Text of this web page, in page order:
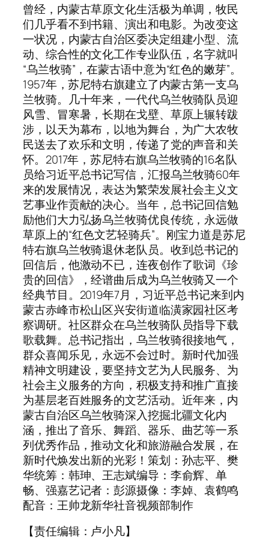
曾经，内蒙古草原文化生活极为单调，牧民
们几乎看不到书籍、演出和电影。为改变这
一状况，内蒙古自治区委决定组建小型、流
动、综合性的文化工作专业队伍，名字就叫
“乌兰牧骑”，在蒙古语中意为“红色的嫩芽”。
1957年，苏尼特右旗建立了内蒙古第一支乌
兰牧骑。几十年来，一代代乌兰牧骑队员迎
风雪、冒寒暑，长期在戈壁、草原上辗转跋
涉，以天为幕布，以地为舞台，为广大农牧
民送去了欢乐和文明，传递了党的声音和关
怀。2017年，苏尼特右旗乌兰牧骑的16名队
员给习近平总书记写信，汇报乌兰牧骑60年
来的发展情况，表达为繁荣发展社会主义文
艺事业作贡献的决心。当年，总书记回信勉
励他们大力弘扬乌兰牧骑优良传统，永远做
草原上的“红色文艺轻骑兵”。刚宝力道是苏尼
特右旗乌兰牧骑退休老队员。收到总书记的
回信后，他激动不已，连夜创作了歌词《珍
贵的回信》，经谱曲后成为乌兰牧骑又一个
经典节目。2019年7月，习近平总书记来到内
蒙古赤峰市松山区兴安街道临潢家园社区考
察调研。社区群众在乌兰牧骑队员指导下载
歌载舞。总书记指出，乌兰牧骑很接地气，
群众喜闻乐见，永远不会过时。新时代加强
精神文明建设，要坚持文艺为人民服务、为
社会主义服务的方向，积极支持和推广直接
为基层老百姓服务的文艺活动。近年来，内
蒙古自治区乌兰牧骑深入挖掘北疆文化内
涵，推出了音乐、舞蹈、器乐、曲艺等一系
列优秀作品，推动文化和旅游融合发展，在
新时代焕发出新的光彩！策划：孙志平、樊
华统筹：韩珅、王志斌编导：李俞辉、单
畅、强嘉艺记者：彭源摄像：李婥、袁鹤鸣
配音：王帅龙新华社音视频部制作
【责任编辑：卢小凡】